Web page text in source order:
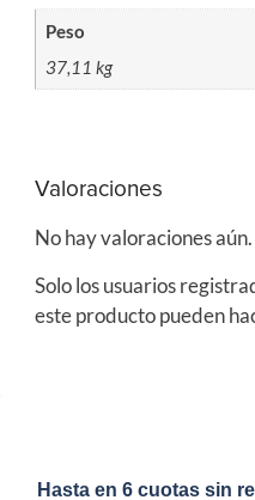
Peso
37,11 kg
Valoraciones
No hay valoraciones aún.
Solo los usuarios
este producto pueden
Hasta en 6 cuotas sin